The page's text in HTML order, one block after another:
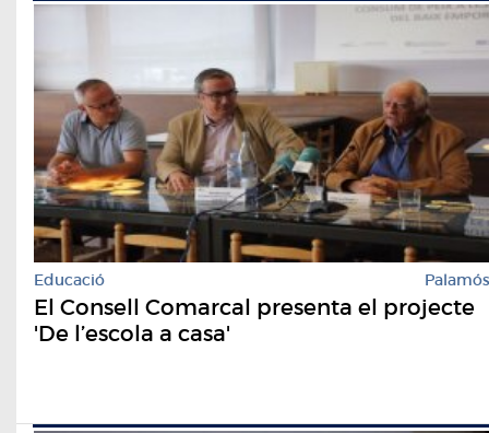
Educació Palamós
El Consell Comarcal presenta el projecte
'De l’escola a casa'